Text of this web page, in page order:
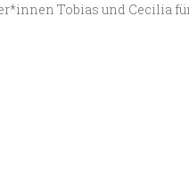
Tobias und Cecilia